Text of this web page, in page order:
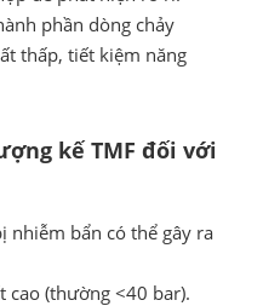
phần dòng chảy
thấp, tiết kiệm năng
kế TMF đối với
nhiễm bẩn có thể gây ra
cao (thường <40 bar).